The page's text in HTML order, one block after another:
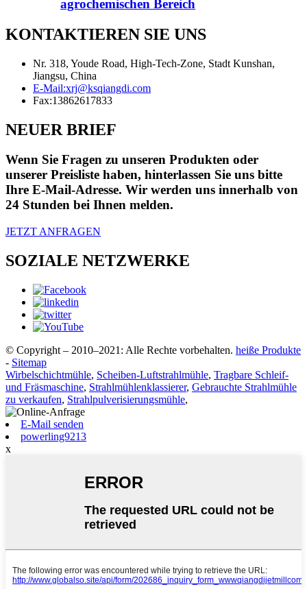
agrochemischen Bereich
KONTAKTIEREN SIE UNS
Nr. 318, Youde Road, High-Tech-Zone, Stadt Kunshan,
Jiangsu, China
E-Mail:xrj@ksqiangdi.com
Fax:13862617833
NEUER BRIEF
Wenn Sie Fragen zu unseren Produkten oder
unserer Preisliste haben, hinterlassen Sie uns bitte
Ihre E-Mail-Adresse. Wir werden uns innerhalb von
24 Stunden bei Ihnen melden.
JETZT ANFRAGEN
SOZIALE NETZWERKE
© Copyright – 2010–2021: Alle Rechte vorbehalten. heiße Produkte
- Sitemap
Wirbelschichtmühle, Scheiben-Luftstrahlmühle, Tragbare Schleif-
und Fräsmaschine, Strahlmühlenklassierer, Gebrauchte Strahlmühle
zu verkaufen, Strahlpulverisierungsmühle,
E-Mail senden
powerling9213
x